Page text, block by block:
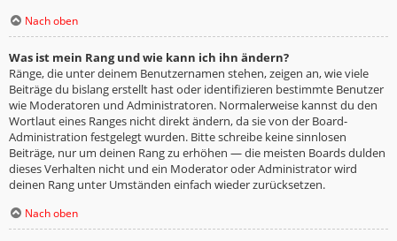
Nach oben
Was ist mein Rang und wie kann ich ihn ändern?
Ränge, die unter deinem Benutzernamen stehen, zeigen an, wie viele
Beiträge du bislang erstellt hast oder identifizieren bestimmte Benutzer
wie Moderatoren und Administratoren. Normalerweise kannst du den
Wortlaut eines Ranges nicht direkt ändern, da sie von der Board-
Administration festgelegt wurden. Bitte schreibe keine sinnlosen
Beiträge, nur um deinen Rang zu erhöhen — die meisten Boards dulden
dieses Verhalten nicht und ein Moderator oder Administrator wird
deinen Rang unter Umständen einfach wieder zurücksetzen.
Nach oben